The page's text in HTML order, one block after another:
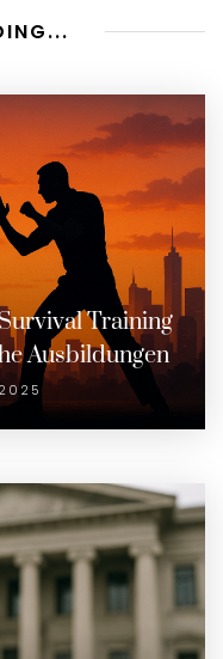
Training
Ausbildungen